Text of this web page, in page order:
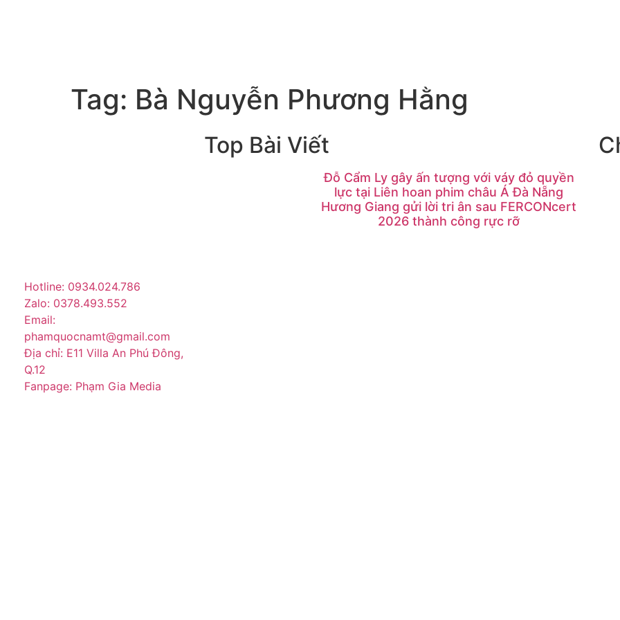
Tag: Bà Nguyễn Phương Hằng
Hotline: 0934.024.786
Zalo: 0378.493.552
Email:
phamquocnamt@gmail.com
Địa chỉ: E11 Villa An Phú Đông,
Q.12
Fanpage: Phạm Gia Media
Top Bài Viết
Đỗ Cẩm Ly gây ấn tượng với váy đỏ quyền
lực tại Liên hoan phim châu Á Đà Nẵng
Hương Giang gửi lời tri ân sau FERCONcert
2026 thành công rực rỡ